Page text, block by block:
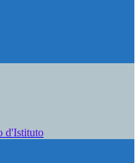
d'Istituto